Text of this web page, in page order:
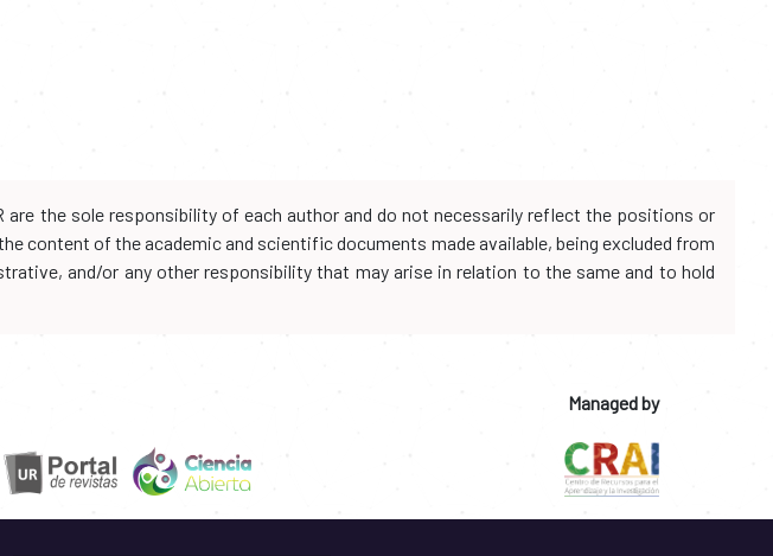
the sole responsibility of each author and do not necessarily reflect the positions or
content of the academic and scientific documents made available, being excluded from
and/or any other responsibility that may arise in relation to the same and to hold
Managed by